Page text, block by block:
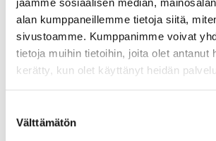
alan kumppaneillemme tietoja siitä,
sivustoamme. Kumppanimme voivat
tietoja muihin tietoihin, joita olet antanut
kerätty, kun olet käyttänyt heidän
valinta
Välttämätön
Katsaus sisältää tutkimuksia mm. arvo-
hyväksyntäpohjaisista interventioista,
haastatteluista, psykologisesti
liikuntaympäristöistä ja liikunnasta
tukena.
ennakointi ja tieto tulevaisuuden